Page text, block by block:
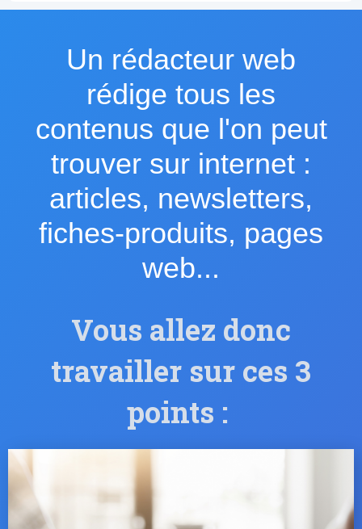
Un rédacteur web
rédige tous les
contenus que l'on peut
trouver sur internet :
articles, newsletters,
fiches-produits, pages
web...
Vous allez donc
travailler sur ces 3
points :